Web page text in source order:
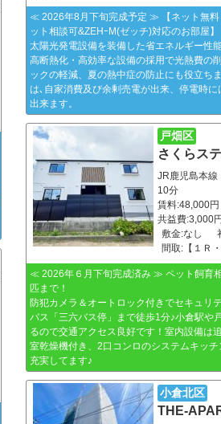
≪ 2026年8月下旬完成予定 ≫ 【ネット無
ット相談可&ZEHｰM(ゼッチ)対応のお部屋】
太陽光発電設備を装備した省エネルギー性
高断熱化・高効率な設備の採用で光熱費の
ックの軽減、夏の熱中症の防止にも役立ち
は､自家消費及び余剰売電が出来、停電時
出来ます。
戸畑区
さくらス
JR鹿児島本
10分
賃料:48,000円
共益費:3,000
敷金:なし
間取:【１Ｒ
≪ 2026年６月下旬完成済み ≫ ペット飼育
匹まで！
防犯カメラ＆オートロック付きでセキュリ
バス「三六バス停」まで徒歩1分♪小倉駅や
るので交通アクセス良好です！室内設備は
室乾燥機付き、2口コンロのシステムキッ
充実してます♪
小倉北区
THE-